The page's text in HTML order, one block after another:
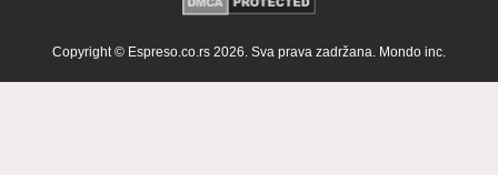
Copyright © Espreso.co.rs 2026. Sva prava zadržana. Mondo inc.